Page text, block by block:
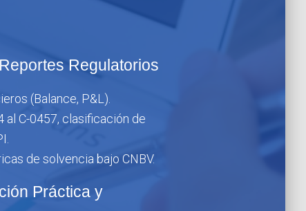
Regulatorios
(Balance, P&L).
al C-0457, clasificación de
de solvencia bajo CNBV.
Práctica y